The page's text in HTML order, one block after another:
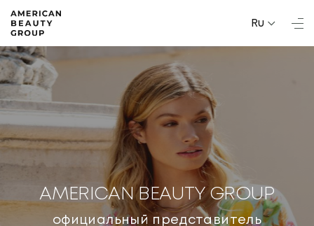
Ru
AMERICAN BEAUTY GROUP
официальный представитель